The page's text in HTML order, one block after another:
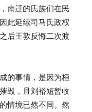
南迁的氏族们在民
此延续司马氏政权
后王敦反悔二次渡
的事情，是因为桓
毁，且刘裕短暂收
情境已然不同。然